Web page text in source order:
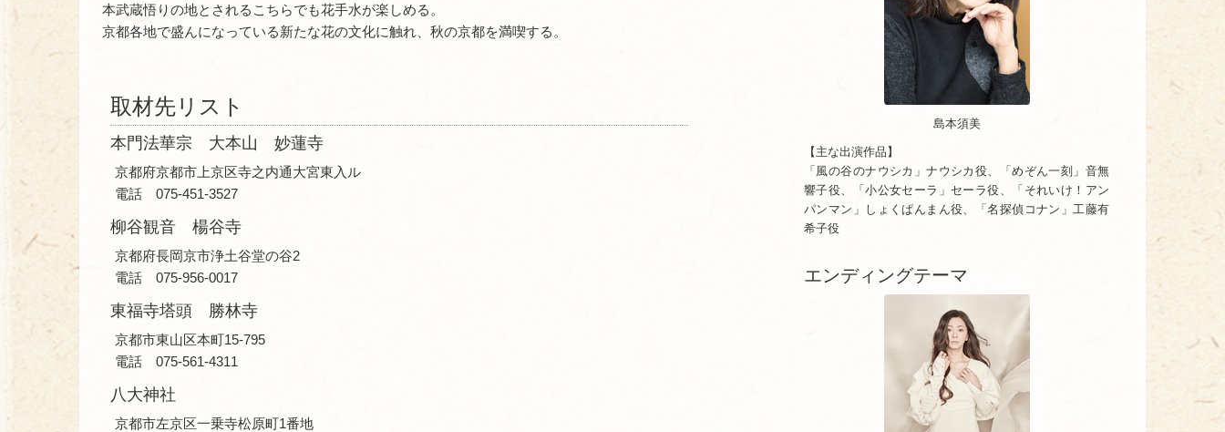
本武蔵悟りの地とされるこちらでも花手水が楽しめる。
京都各地で盛んになっている新たな花の文化に触れ、秋の京都を満喫する。
取材先リスト
本門法華宗 大本山 妙蓮寺
京都府京都市上京区寺之内通大宮東入ル
電話 075-451-3527
柳谷観音 楊谷寺
京都府長岡京市浄土谷堂の谷2
電話 075-956-0017
東福寺塔頭 勝林寺
京都市東山区本町15-795
電話 075-561-4311
八大神社
京都市左京区一乗寺松原町1番地
島本須美
【主な出演作品】
「風の谷のナウシカ」ナウシカ役、「めぞん一刻」音無
響子役、「小公女セーラ」セーラ役、「それいけ！アン
パンマン」しょくぱんまん役、「名探偵コナン」工藤有
希子役
エンディングテーマ